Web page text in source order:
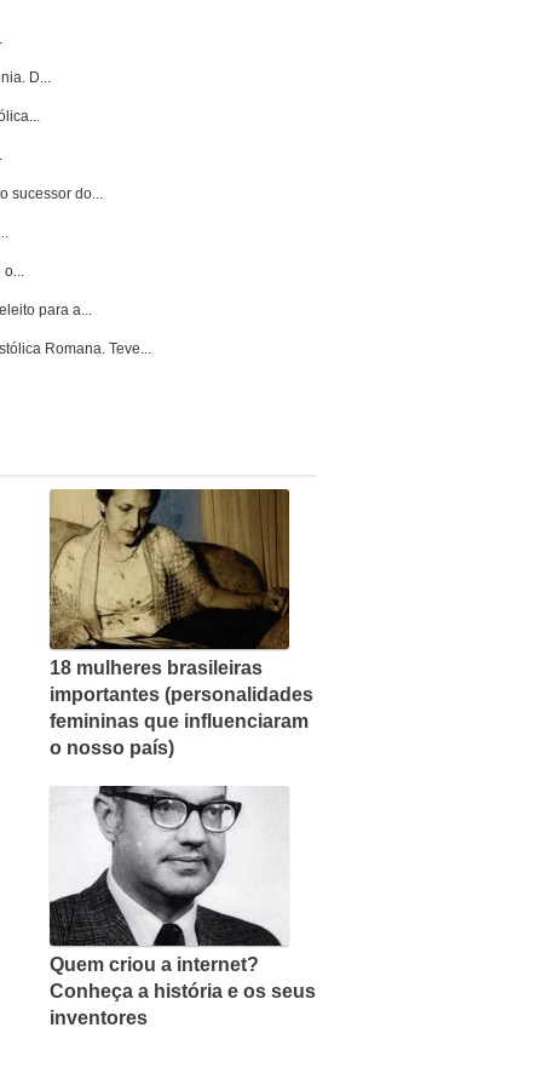
D...
sucessor do...
para a...
Romana. Teve...
18 mulheres brasileiras
importantes (personalidades
femininas que influenciaram
o nosso país)
Quem criou a internet?
Conheça a história e os seus
inventores